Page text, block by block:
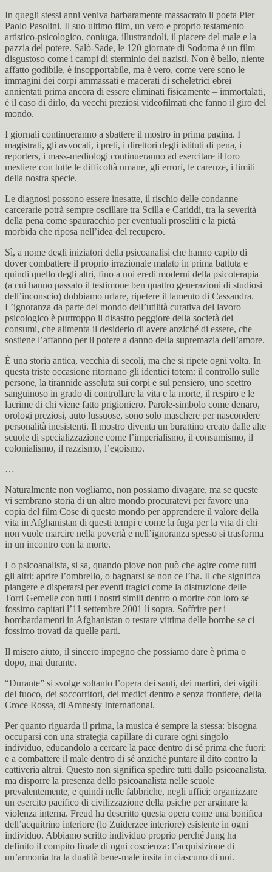
In quegli stessi anni veniva barbaramente massacrato il poeta Pier
Paolo Pasolini. Il suo ultimo film, un vero e proprio testamento
artistico-psicologico, coniuga, illustrandoli, il piacere del male e la
pazzia del potere. Salò-Sade, le 120 giornate di Sodoma è un film
disgustoso come i campi di sterminio dei nazisti. Non è bello, niente
affatto godibile, è insopportabile, ma è vero, come vere sono le
immagini dei corpi ammassati e macerati di scheletrici ebrei
annientati prima ancora di essere eliminati fisicamente – immortalati,
è il caso di dirlo, da vecchi preziosi videofilmati che fanno il giro del
mondo.
I giornali continueranno a sbattere il mostro in prima pagina. I
magistrati, gli avvocati, i preti, i direttori degli istituti di pena, i
reporters, i mass-mediologi continueranno ad esercitare il loro
mestiere con tutte le difficoltà umane, gli errori, le carenze, i limiti
della nostra specie.
Le diagnosi possono essere inesatte, il rischio delle condanne
carcerarie potrà sempre oscillare tra Scilla e Cariddi, tra la severità
della pena come spauracchio per eventuali proseliti e la pietà
morbida che riposa nell’idea del recupero.
Sì, a nome degli iniziatori della psicoanalisi che hanno capito di
dover combattere il proprio irrazionale malato in prima battuta e
quindi quello degli altri, fino a noi eredi moderni della psicoterapia
(a cui hanno passato il testimone ben quattro generazioni di studiosi
dell’inconscio) dobbiamo urlare, ripetere il lamento di Cassandra.
L’ignoranza da parte del mondo dell’utilità curativa del lavoro
psicologico è purtroppo il disastro peggiore della società dei
consumi, che alimenta il desiderio di avere anziché di essere, che
sostiene l’affanno per il potere a danno della supremazia dell’amore.
È una storia antica, vecchia di secoli, ma che si ripete ogni volta. In
questa triste occasione ritornano gli identici totem: il controllo sulle
persone, la tirannide assoluta sui corpi e sul pensiero, uno scettro
sanguinoso in grado di controllare la vita e la morte, il respiro e le
lacrime di chi viene fatto prigioniero. Parole-simbolo come denaro,
orologi preziosi, auto lussuose, sono solo maschere per nascondere
personalità inesistenti. Il mostro diventa un burattino creato dalle alte
scuole di specializzazione come l’imperialismo, il consumismo, il
colonialismo, il razzismo, l’egoismo.
…
Naturalmente non vogliamo, non possiamo divagare, ma se queste
vi sembrano storia di un altro mondo procuratevi per favore una
copia del film Cose di questo mondo per apprendere il valore della
vita in Afghanistan di questi tempi e come la fuga per la vita di chi
non vuole marcire nella povertà e nell’ignoranza spesso si trasforma
in un incontro con la morte.
Lo psicoanalista, si sa, quando piove non può che agire come tutti
gli altri: aprire l’ombrello, o bagnarsi se non ce l’ha. Il che significa
piangere e disperarsi per eventi tragici come la distruzione delle
Torri Gemelle con tutti i nostri simili dentro o morire con loro se
fossimo capitati l’11 settembre 2001 lì sopra. Soffrire per i
bombardamenti in Afghanistan o restare vittima delle bombe se ci
fossimo trovati da quelle parti.
Il misero aiuto, il sincero impegno che possiamo dare è prima o
dopo, mai durante.
“Durante” si svolge soltanto l’opera dei santi, dei martiri, dei vigili
del fuoco, dei soccorritori, dei medici dentro e senza frontiere, della
Croce Rossa, di Amnesty International.
Per quanto riguarda il prima, la musica è sempre la stessa: bisogna
occuparsi con una strategia capillare di curare ogni singolo
individuo, educandolo a cercare la pace dentro di sé prima che fuori;
e a combattere il male dentro di sé anziché puntare il dito contro la
cattiveria altrui. Questo non significa spedire tutti dallo psicoanalista,
ma disporre la presenza dello psicoanalista nelle scuole
prevalentemente, e quindi nelle fabbriche, negli uffici; organizzare
un esercito pacifico di civilizzazione della psiche per arginare la
violenza interna. Freud ha descritto questa opera come una bonifica
dell’acquitrino interiore (lo Zuiderzee interiore) esistente in ogni
individuo. Abbiamo scritto individuo proprio perché Jung ha
definito il compito finale di ogni coscienza: l’acquisizione di
un’armonia tra la dualità bene-male insita in ciascuno di noi.